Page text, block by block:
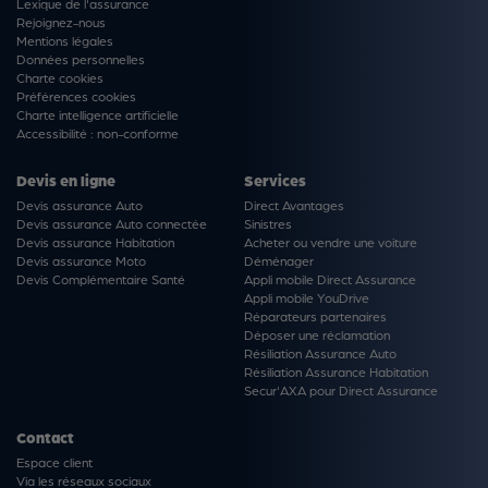
Lexique de l'assurance
Rejoignez-nous
Mentions légales
Données personnelles
Charte cookies
Préférences cookies
Charte intelligence artificielle
Accessibilité : non-conforme
Devis en ligne
Devis assurance Auto
Devis assurance Auto connectée
Devis assurance Habitation
Devis assurance Moto
Devis Complémentaire Santé
Services
Direct Avantages
Sinistres
Acheter ou vendre une voiture
Déménager
Appli mobile Direct Assurance
Appli mobile YouDrive
Réparateurs partenaires
Déposer une réclamation
Résiliation Assurance Auto
Résiliation Assurance Habitation
Secur'AXA pour Direct Assurance
Contact
Espace client
Via les réseaux sociaux